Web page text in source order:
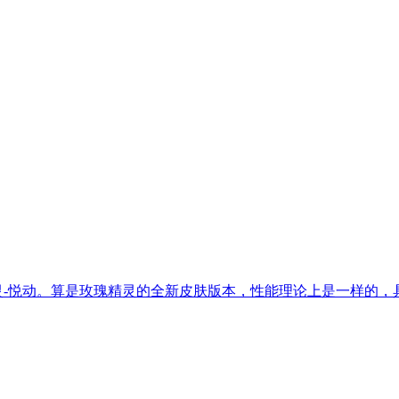
动。算是玫瑰精灵的全新皮肤版本，性能理论上是一样的